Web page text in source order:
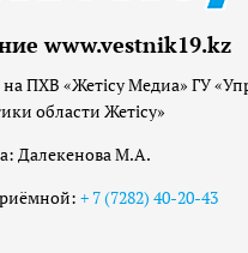
www.vestnik19.kz
ПХВ «Жетісу Медиа» ГУ
области Жетісу»
Далекенова М.А.
+ 7 (7282) 40-20-43